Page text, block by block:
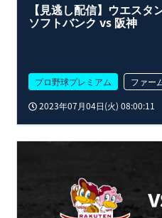
【見逃し配信】ウエス
ソフトバンク vs 阪神
プロ野球プレミアム
ファー
2023年07月04日(火) 08:00:11